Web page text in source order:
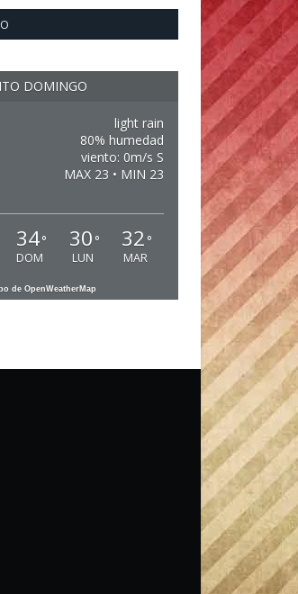
DOMINGO
light rain
80% humedad
viento: 0m/s S
MAX 23 • MIN 23
34°
DOM
30 °
LUN
32 °
MAR
de OpenWeatherMap